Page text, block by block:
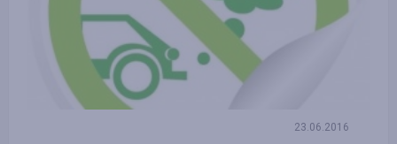
23.06.2016